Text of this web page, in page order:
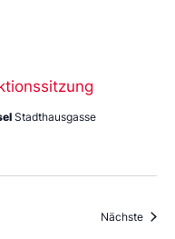
Stadthausgasse
Nächste